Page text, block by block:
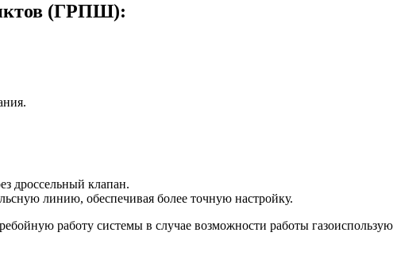
(ГРПШ):
дроссельный клапан.
линию, обеспечивая более точную настройку.
работу системы в случае возможности работы